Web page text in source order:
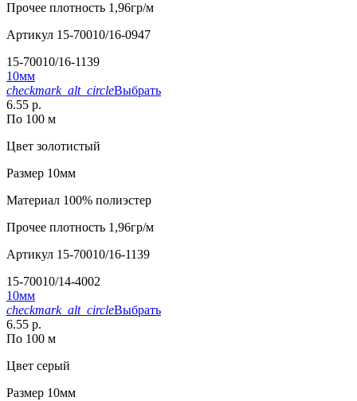
Прочее плотность 1,96гр/м
Артикул 15-70010/16-0947
15-70010/16-1139
10мм
checkmark_alt_circleВыбрать
6.55 р.
По 100 м
Цвет золотистый
Размер 10мм
Материал 100% полиэстер
Прочее плотность 1,96гр/м
Артикул 15-70010/16-1139
15-70010/14-4002
10мм
checkmark_alt_circleВыбрать
6.55 р.
По 100 м
Цвет серый
Размер 10мм